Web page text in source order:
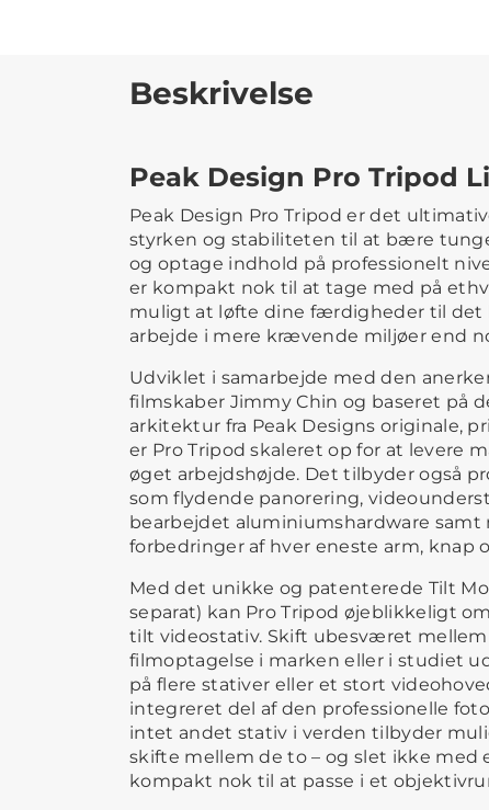
Beskrivelse
Peak Design Pro Tripod
Peak Design Pro Tripod er det
styrken og stabiliteten til at bære
og optage indhold på professionelt
er kompakt nok til at tage med på
muligt at løfte dine færdigheder til det
arbejde i mere krævende miljøer end
Udviklet i samarbejde med den
filmskaber Jimmy Chin og baseret på
arkitektur fra Peak Designs originale,
er Pro Tripod skaleret op for at levere
øget arbejdshøjde. Det tilbyder også
som flydende panorering,
bearbejdet aluminiumshardware
forbedringer af hver eneste arm, knap
Med det unikke og patenterede Tilt
separat) kan Pro Tripod øjeblikkeligt
tilt videostativ. Skift ubesværet
filmoptagelse i marken eller i studiet
på flere stativer eller et stort
integreret del af den professionelle
intet andet stativ i verden tilbyder
skifte mellem de to – og slet ikke med
kompakt nok til at passe i et